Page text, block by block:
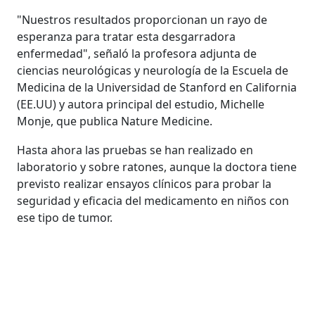
"Nuestros resultados proporcionan un rayo de
esperanza para tratar esta desgarradora
enfermedad", señaló la profesora adjunta de
ciencias neurológicas y neurología de la Escuela de
Medicina de la Universidad de Stanford en California
(EE.UU) y autora principal del estudio, Michelle
Monje, que publica Nature Medicine.
Hasta ahora las pruebas se han realizado en
laboratorio y sobre ratones, aunque la doctora tiene
previsto realizar ensayos clínicos para probar la
seguridad y eficacia del medicamento en niños con
ese tipo de tumor.